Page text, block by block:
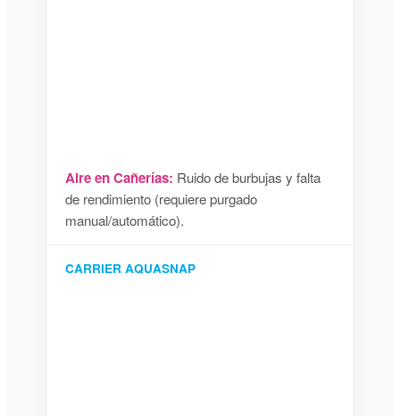
Aire en Cañerías: Ruido de burbujas y falta
de rendimiento (requiere purgado
manual/automático).
CARRIER AQUASNAP